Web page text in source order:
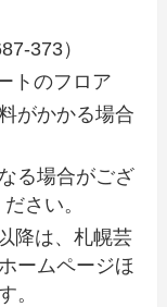
373）
トのフロア
がかかる場合
る場合がござ
さい。
降は、札幌芸
ームページほ
。